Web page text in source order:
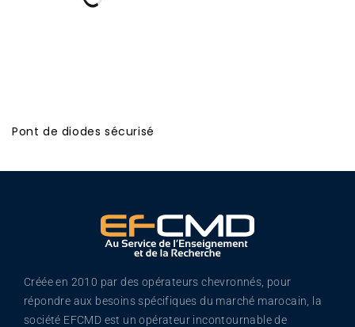
Pont de diodes sécurisé
Créée en 2010 par des opérateurs chevronnés, pour
répondre aux besoins spécifiques du marché marocain, la
société EFCMD est un opérateur incontournable de